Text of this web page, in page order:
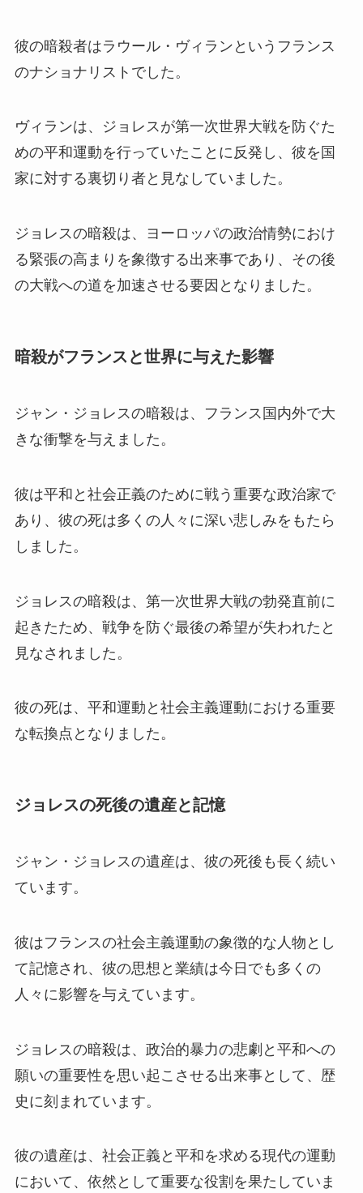
彼の暗殺者はラウール・ヴィランというフランス
のナショナリストでした。
ヴィランは、ジョレスが第一次世界大戦を防ぐた
めの平和運動を行っていたことに反発し、彼を国
家に対する裏切り者と見なしていました。
ジョレスの暗殺は、ヨーロッパの政治情勢におけ
る緊張の高まりを象徴する出来事であり、その後
の大戦への道を加速させる要因となりました。
暗殺がフランスと世界に与えた影響
ジャン・ジョレスの暗殺は、フランス国内外で大
きな衝撃を与えました。
彼は平和と社会正義のために戦う重要な政治家で
あり、彼の死は多くの人々に深い悲しみをもたら
しました。
ジョレスの暗殺は、第一次世界大戦の勃発直前に
起きたため、戦争を防ぐ最後の希望が失われたと
見なされました。
彼の死は、平和運動と社会主義運動における重要
な転換点となりました。
ジョレスの死後の遺産と記憶
ジャン・ジョレスの遺産は、彼の死後も長く続い
ています。
彼はフランスの社会主義運動の象徴的な人物とし
て記憶され、彼の思想と業績は今日でも多くの
人々に影響を与えています。
ジョレスの暗殺は、政治的暴力の悲劇と平和への
願いの重要性を思い起こさせる出来事として、歴
史に刻まれています。
彼の遺産は、社会正義と平和を求める現代の運動
において、依然として重要な役割を果たしていま